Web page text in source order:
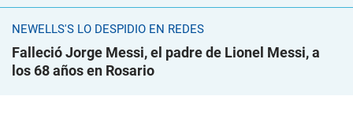
NEWELLS'S LO DESPIDIÓ EN REDES
Falleció Jorge Messi, el padre de Lionel Messi, a
los 68 años en Rosario